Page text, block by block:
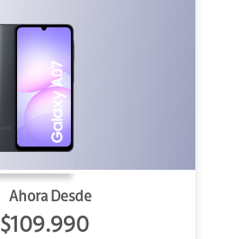
Ahora Desde
$109.990